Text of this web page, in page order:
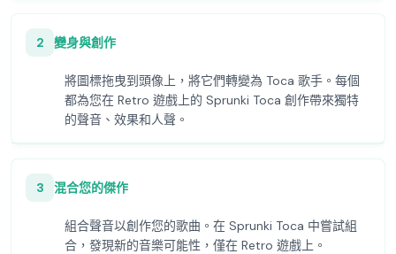
2 變身與創作
將圖標拖曳到頭像上，將它們轉變為 Toca 歌手。每個
都為您在 Retro 遊戲上的 Sprunki Toca 創作帶來獨特
的聲音、效果和人聲。
3 混合您的傑作
組合聲音以創作您的歌曲。在 Sprunki Toca 中嘗試組
合，發現新的音樂可能性，僅在 Retro 遊戲上。